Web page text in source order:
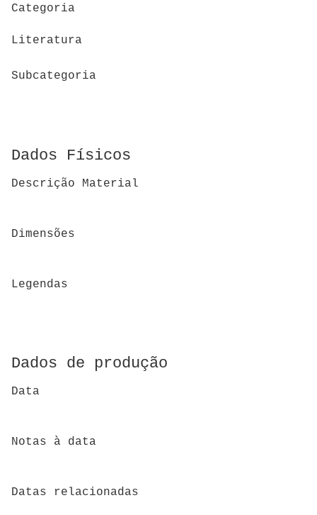
Categoria
Literatura
Subcategoria
Dados Físicos
Descrição Material
Dimensões
Legendas
Dados de produção
Data
Notas à data
Datas relacionadas